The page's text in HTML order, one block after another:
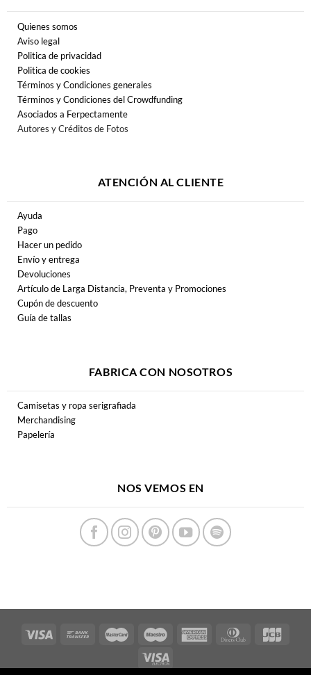
Quienes somos
Aviso legal
Politica de privacidad
Politica de cookies
Términos y Condiciones generales
Términos y Condiciones del Crowdfunding
Asociados a Ferpectamente
Autores y Créditos de Fotos
ATENCIÓN AL CLIENTE
Ayuda
Pago
Hacer un pedido
Envío y entrega
Devoluciones
Artículo de Larga Distancia, Preventa y Promociones
Cupón de descuento
Guía de tallas
FABRICA CON NOSOTROS
Camisetas y ropa serigrafiada
Merchandising
Papelería
NOS VEMOS EN